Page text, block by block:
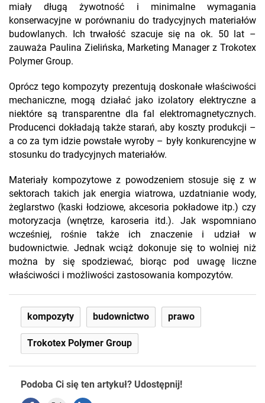
miały długą żywotność i minimalne wymagania
konserwacyjne w porównaniu do tradycyjnych materiałów
budowlanych. Ich trwałość szacuje się na ok. 50 lat –
zauważa Paulina Zielińska, Marketing Manager z Trokotex
Polymer Group.
Oprócz tego kompozyty prezentują doskonałe właściwości
mechaniczne, mogą działać jako izolatory elektryczne a
niektóre są transparentne dla fal elektromagnetycznych.
Producenci dokładają także starań, aby koszty produkcji –
a co za tym idzie powstałe wyroby – były konkurencyjne w
stosunku do tradycyjnych materiałów.
Materiały kompozytowe z powodzeniem stosuje się z w
sektorach takich jak energia wiatrowa, uzdatnianie wody,
żeglarstwo (kaski łodziowe, akcesoria pokładowe itp.) czy
motoryzacja (wnętrze, karoseria itd.). Jak wspomniano
wcześniej, rośnie także ich znaczenie i udział w
budownictwie. Jednak wciąż dokonuje się to wolniej niż
można by się spodziewać, biorąc pod uwagę liczne
właściwości i możliwości zastosowania kompozytów.
kompozyty budownictwo prawo
Trokotex Polymer Group
Podoba Ci się ten artykuł? Udostępnij!